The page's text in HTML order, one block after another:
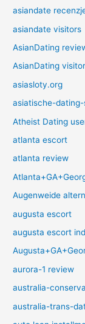
asiandate
asiandate visitors
AsianDating
AsianDating
asiasloty.org
asiatische-
Atheist Dating
atlanta escort
atlanta review
Augenweide
augusta escort
augusta escort
aurora-1 review
australia-
australia-trans-